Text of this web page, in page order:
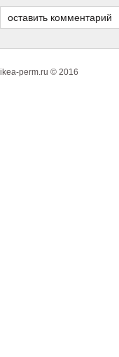
ikea-perm.ru © 2016